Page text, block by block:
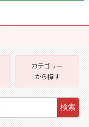
カテゴリー
から探す
検索